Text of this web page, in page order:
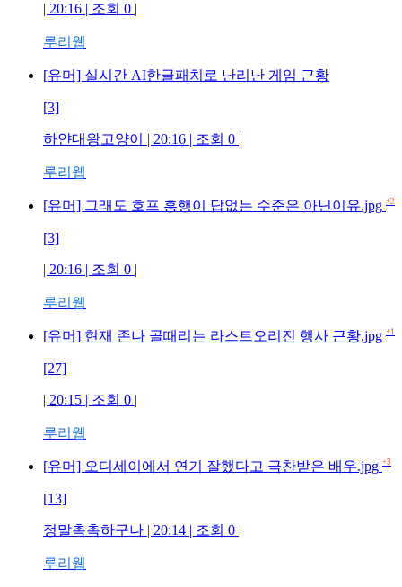
| 20:16 | 조회 0 |
루리웹
[유머] 실시간 AI한글패치로 난리난 게임 근황
[3]
하얀대왕고양이 | 20:16 | 조회 0 |
루리웹
[유머] 그래도 호프 흥행이 답없는 수준은 아닌이유.jpg +2
[3]
| 20:16 | 조회 0 |
루리웹
[유머] 현재 존나 골때리는 라스트오리진 행사 근황.jpg +1
[27]
| 20:15 | 조회 0 |
루리웹
[유머] 오디세이에서 연기 잘했다고 극찬받은 배우.jpg +3
[13]
정말촉촉하구나 | 20:14 | 조회 0 |
루리웹